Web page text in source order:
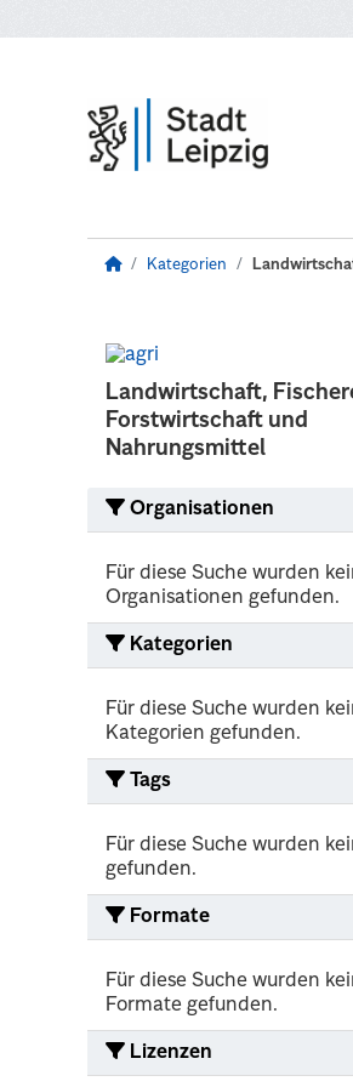
Kategorien
Landwirtschaft,
Forstwirtschaft und
Nahrungsmittel
Organisationen
Für diese Suche wurden
Organisationen gefunden.
Kategorien
Für diese Suche wurden
Kategorien gefunden.
Tags
Für diese Suche wurden
gefunden.
Formate
Für diese Suche wurden
Formate gefunden.
Lizenzen